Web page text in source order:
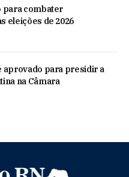
para combater
eleições de 2026
aprovado para presidir a
na Câmara